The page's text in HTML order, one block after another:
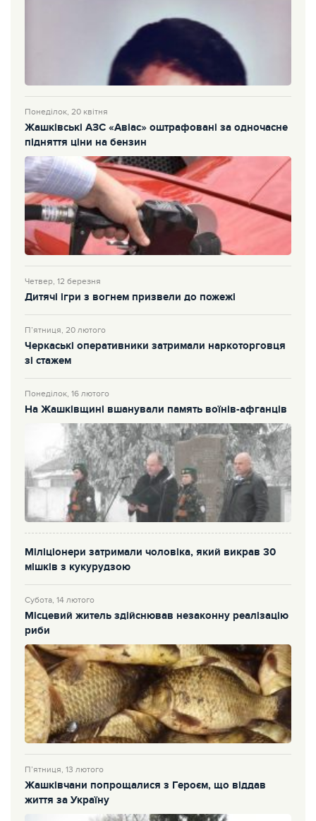
Понеділок, 20 квітня
Жашківські АЗС «Авіас» оштрафовані за одночасне
підняття ціни на бензин
Четвер, 12 березня
Дитячі ігри з вогнем призвели до пожежі
П’ятниця, 20 лютого
Черкаські оперативники затримали наркоторговця
зі стажем
Понеділок, 16 лютого
На Жашківщині вшанували память воїнів-афганців
Міліціонери затримали чоловіка, який викрав 30
мішків з кукурудзою
Субота, 14 лютого
Місцевий житель здійснював незаконну реалізацію
риби
П’ятниця, 13 лютого
Жашківчани попрощалися з Героєм, що віддав
життя за Україну